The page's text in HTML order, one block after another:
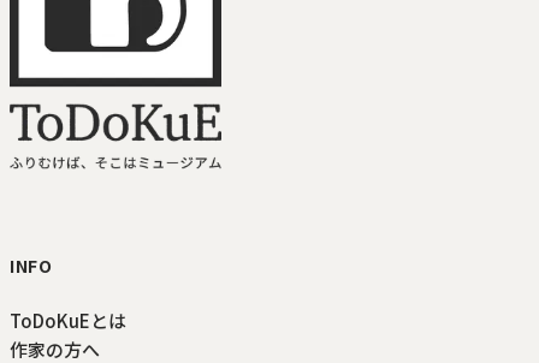
INFO
ToDoKuEとは
作家の方へ